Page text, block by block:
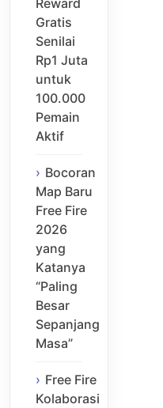
Reward
Gratis
Senilai
Rp1 Juta
untuk
100.000
Pemain
Aktif
Bocoran
Map Baru
Free Fire
2026
yang
Katanya
“Paling
Besar
Sepanjang
Masa”
Free Fire
Kolaborasi